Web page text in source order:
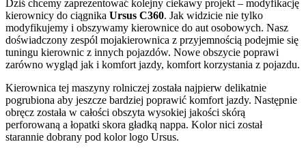
Dziś chcemy zaprezentować kolejny ciekawy projekt – modyfikację
kierownicy do ciągnika Ursus C360. Jak widzicie nie tylko
modyfikujemy i obszywamy kierownice do aut osobowych. Nasz
doświadczony zespól mojakierownica z przyjemnością podejmie się
tuningu kierownic z innych pojazdów. Nowe obszycie poprawi
zarówno wygląd jak i komfort jazdy, komfort korzystania z pojazdu.
Kierownica tej maszyny rolniczej została najpierw delikatnie
pogrubiona aby jeszcze bardziej poprawić komfort jazdy. Następnie
obręcz została w całości obszyta wysokiej jakości skórą
perforowaną a łopatki skora gładką nappa. Kolor nici został
starannie dobrany pod kolor logo Ursus.